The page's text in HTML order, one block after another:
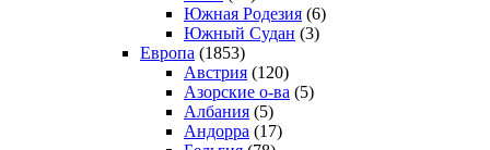
Южная Родезия (6)
Южный Судан (3)
Европа (1853)
Австрия (120)
Азорские о-ва (5)
Албания (5)
Андорра (17)